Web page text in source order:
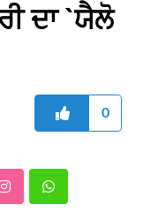
ਦਾ `ਯੈਲੋ
0